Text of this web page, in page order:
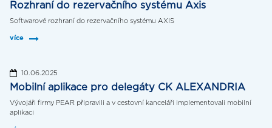
Rozhraní do rezervačního systému Axis
Softwarové rozhraní do rezervačního systému AXIS
více
10.06.2025
Mobilní aplikace pro delegáty CK ALEXANDRIA
Vývojáři firmy PEAR připravili a v cestovní kanceláři implementovali mobilní
aplikaci